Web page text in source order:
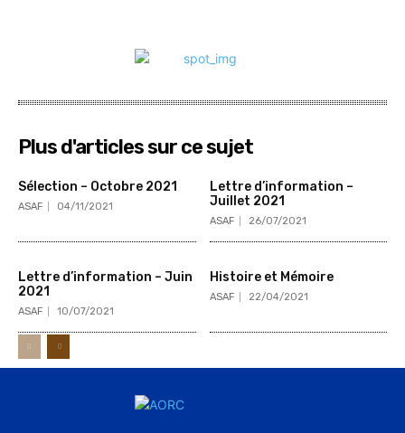
Plus d'articles sur ce sujet
Sélection – Octobre 2021
ASAF 04/11/2021
Lettre d’information –
Juillet 2021
ASAF 26/07/2021
Lettre d’information – Juin
2021
ASAF 10/07/2021
Histoire et Mémoire
ASAF 22/04/2021